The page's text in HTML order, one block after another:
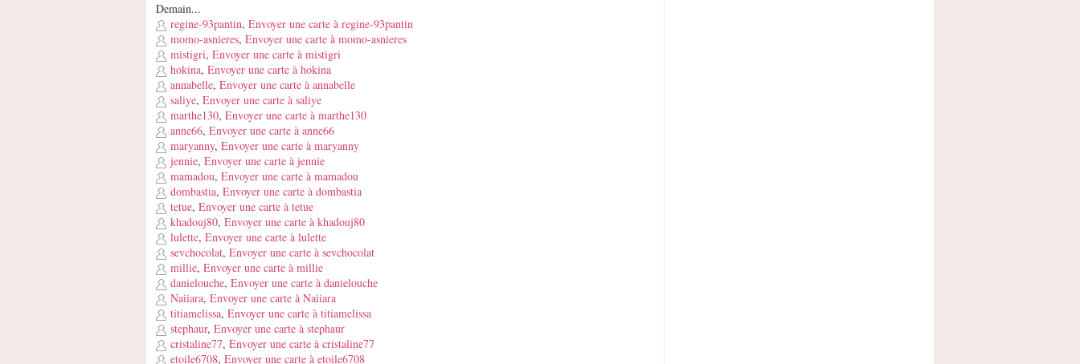
Demain...
regine-93pantin, Envoyer une carte à regine-93pantin
momo-asnieres, Envoyer une carte à momo-asnieres
mistigri, Envoyer une carte à mistigri
hokina, Envoyer une carte à hokina
annabelle, Envoyer une carte à annabelle
saliye, Envoyer une carte à saliye
marthe130, Envoyer une carte à marthe130
anne66, Envoyer une carte à anne66
maryanny, Envoyer une carte à maryanny
jennie, Envoyer une carte à jennie
mamadou, Envoyer une carte à mamadou
dombastia, Envoyer une carte à dombastia
tetue, Envoyer une carte à tetue
khadouj80, Envoyer une carte à khadouj80
lulette, Envoyer une carte à lulette
sevchocolat, Envoyer une carte à sevchocolat
millie, Envoyer une carte à millie
danielouche, Envoyer une carte à danielouche
Naiiara, Envoyer une carte à Naiiara
titiamelissa, Envoyer une carte à titiamelissa
stephaur, Envoyer une carte à stephaur
cristaline77, Envoyer une carte à cristaline77
etoile6708, Envoyer une carte à etoile6708